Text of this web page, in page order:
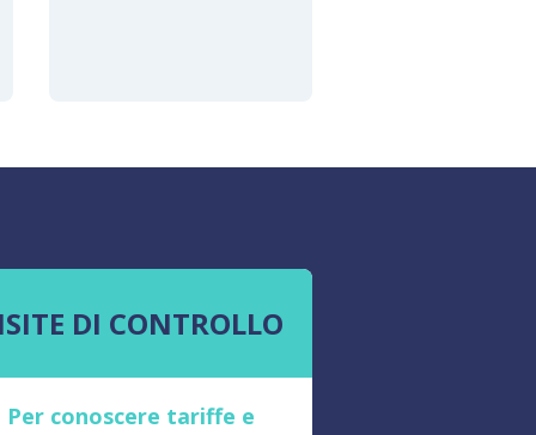
DI CONTROLLO
Per conoscere tariffe e